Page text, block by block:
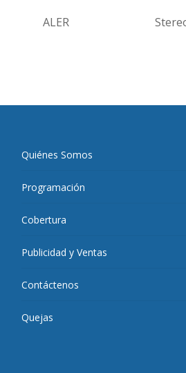
ALER
Quiénes Somos
Programación
Cobertura
Publicidad y Ventas
Contáctenos
Quejas